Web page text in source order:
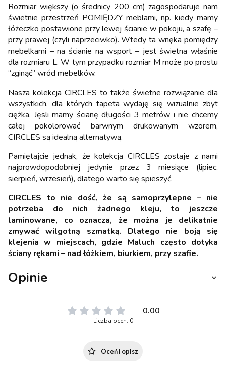
Rozmiar większy (o średnicy 200 cm) zagospodaruje nam
świetnie przestrzeń POMIĘDZY meblami, np. kiedy mamy
łóżeczko postawione przy lewej ścianie w pokoju, a szafę –
przy prawej (czyli naprzeciwko). Wtedy ta wnęka pomiędzy
mebelkami – na ścianie na wsport – jest świetna właśnie
dla rozmiaru L. W tym przypadku rozmiar M może po prostu
“zginąć” wród mebelków.
Nasza kolekcja CIRCLES to także świetne rozwiązanie dla
wszystkich, dla których tapeta wydaję się wizualnie zbyt
ciężka. Jęsli mamy ścianę długości 3 metrów i nie chcemy
całej pokolorować barwnym drukowanym wzorem,
CIRCLES są idealną alternatywą.
Pamiętajcie jednak, że kolekcja CIRCLES zostaje z nami
najprowdopodobniej jedynie przez 3 miesiące (lipiec,
sierpień, wrzesień), dlatego warto się spieszyć.
CIRCLES to nie dość, że są samoprzylepne – nie
potrzeba do nich żadnego kleju, to jeszcze
laminowane, co oznacza, że można je delikatnie
zmywać wilgotną szmatką. Dlatego nie boją się
klejenia w miejscach, gdzie Maluch często dotyka
ściany rękami – nad łóżkiem, biurkiem, przy szafie.
Opinie
0.00
Liczba ocen: 0
Oceń i opisz